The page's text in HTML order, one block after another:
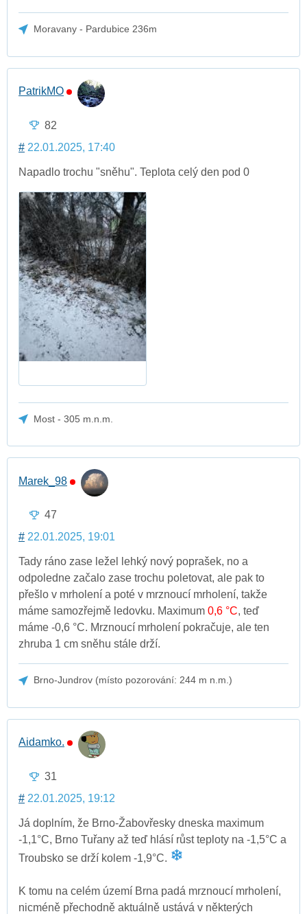
Moravany - Pardubice 236m
PatrikMO
82
# 22.01.2025, 17:40
Napadlo trochu "sněhu". Teplota celý den pod 0
Most - 305 m.n.m.
Marek_98
47
# 22.01.2025, 19:01
Tady ráno zase ležel lehký nový poprašek, no a
odpoledne začalo zase trochu poletovat, ale pak to
přešlo v mrholení a poté v mrznoucí mrholení, takže
máme samozřejmě ledovku. Maximum 0,6 °C, teď
máme -0,6 °C. Mrznoucí mrholení pokračuje, ale ten
zhruba 1 cm sněhu stále drží.
Brno-Jundrov (místo pozorování: 244 m n.m.)
Aidamko.
31
# 22.01.2025, 19:12
Já doplním, že Brno-Žabovřesky dneska maximum
-1,1°C, Brno Tuřany až teď hlásí růst teploty na -1,5°C a
Troubsko se drží kolem -1,9°C.
K tomu na celém území Brna padá mrznoucí mrholení,
nicméně přechodně aktuálně ustává v některých